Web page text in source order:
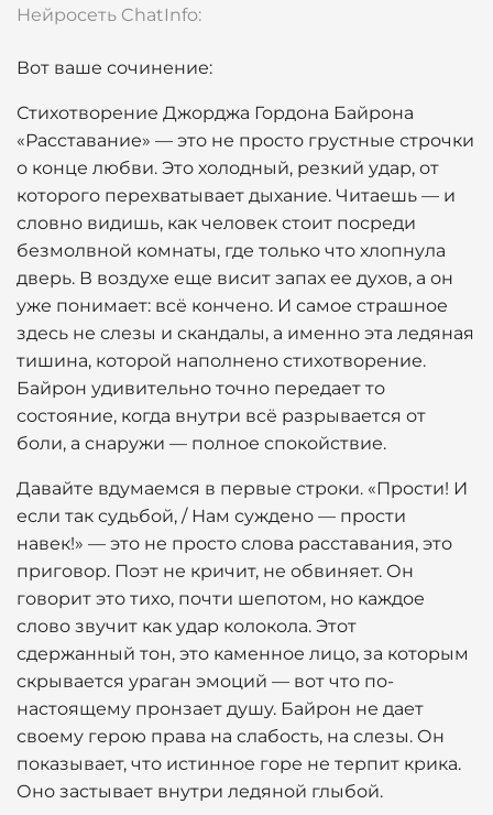
Нейросеть ChatInfo:
Вот ваше сочинение:
Стихотворение Джорджа Гордона Байрона
«Расставание» — это не просто грустные строчки
о конце любви. Это холодный, резкий удар, от
которого перехватывает дыхание. Читаешь — и
словно видишь, как человек стоит посреди
безмолвной комнаты, где только что хлопнула
дверь. В воздухе еще висит запах ее духов, а он
уже понимает: всё кончено. И самое страшное
здесь не слезы и скандалы, а именно эта ледяная
тишина, которой наполнено стихотворение.
Байрон удивительно точно передает то
состояние, когда внутри всё разрывается от
боли, а снаружи — полное спокойствие.
Давайте вдумаемся в первые строки. «Прости! И
если так судьбой, / Нам суждено — прости
навек!» — это не просто слова расставания, это
приговор. Поэт не кричит, не обвиняет. Он
говорит это тихо, почти шепотом, но каждое
слово звучит как удар колокола. Этот
сдержанный тон, это каменное лицо, за которым
скрывается ураган эмоций — вот что по-
настоящему пронзает душу. Байрон не дает
своему герою права на слабость, на слезы. Он
показывает, что истинное горе не терпит крика.
Оно застывает внутри ледяной глыбой.